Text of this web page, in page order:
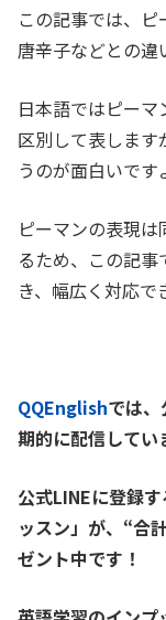
この記事では、
唐辛子などとの違
日本語ではピー
区別して表しま
うのが面白いです
ピーマンの表現
るため、この記
き、幅広く対応で
QQEnglishでは
期的に配信してい
公式LINEに登録
ッスン」が、 “合
ゼント中です！